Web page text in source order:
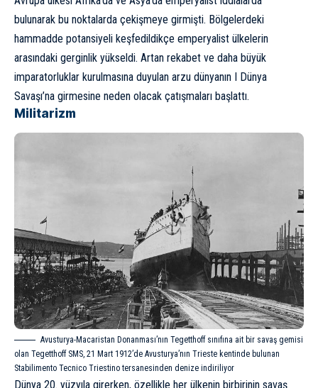
bulunarak bu noktalarda çekişmeye girmişti. Bölgelerdeki
hammadde potansiyeli keşfedildikçe emperyalist ülkelerin
arasındaki gerginlik yükseldi. Artan rekabet ve daha büyük
imparatorluklar kurulmasına duyulan arzu dünyanın I Dünya
Savaşı’na girmesine neden olacak çatışmaları başlattı.
Militarizm
Avusturya-Macaristan Donanması’nın Tegetthoff sınıfına ait bir savaş gemisi
olan Tegetthoff SMS, 21 Mart 1912’de Avusturya’nın Trieste kentinde bulunan
Stabilimento Tecnico Triestino tersanesinden denize indiriliyor
Dünya 20. yüzyıla girerken, özellikle her ülkenin birbirinin savaş